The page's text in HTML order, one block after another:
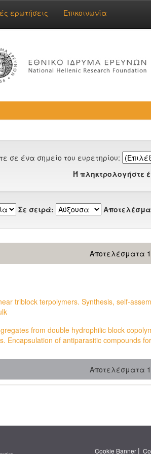
ερωτήσεις Επικοινωνία
σε ένα σημείο του ευρετηρίου:
Ή πληκτρολογήστε
Σε σειρά:
Αποτελέσματα
triblock terpolymers. Synthesis, self-
from double hydrophilic block
Encapsulation of antiparasitic compounds
Αποτελέσματα
Cookie Banner |